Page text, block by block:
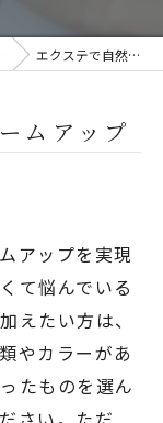
エクステで自然なボリュームアップ
ムアップ
アップを実現
て悩んでいる
えたい方は、
やカラーがあ
たものを選ん